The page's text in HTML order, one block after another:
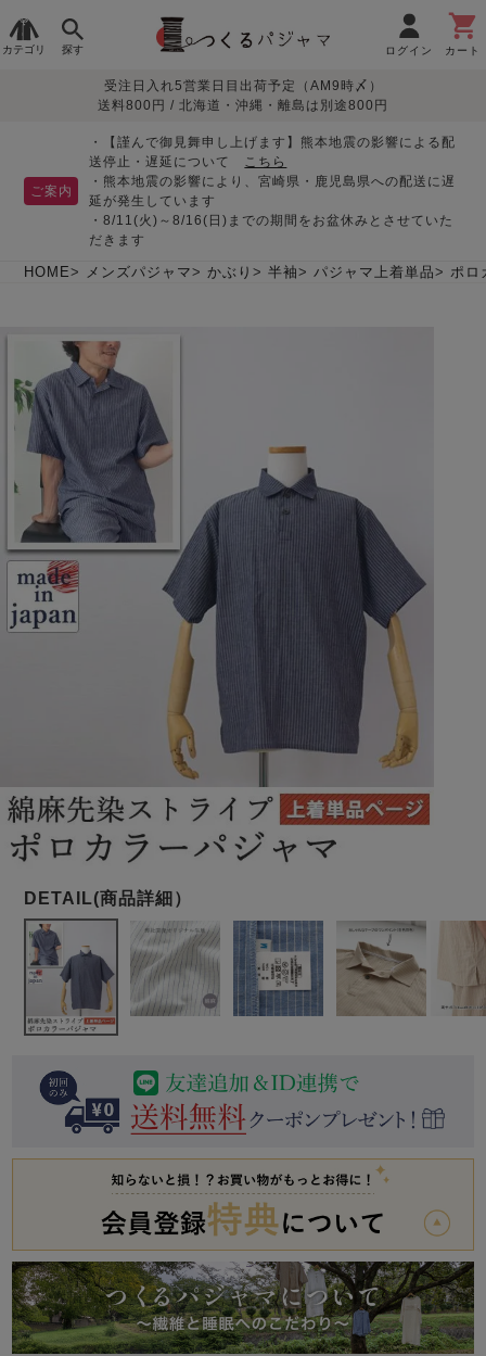
カテゴリ 探す ログイン カート
レディースパジャマ
春 秋
メンズパジャマ
春 夏 秋 冬
ガールズパジャマ
春 夏 秋 冬
ボーイズパジャマ
生地で
さがす
オーガニック素材
サッカー/ちぢみ 楊
ニット/ストレッチ 起毛/フランネル
柄物
売れ筋ランキング
すべての生地一覧はこちら
目的別で
さがす
敏感肌用
パジャマ
入院・介護
胸が目立たない
マタニティ
パジャマ
体型別におすすめパジ
ャマ
年齢別におすすめパジ
ルームウェア
生活雑貨 カタログギフト
売れ筋ランキング
- Item Ranking -
- New Arrival -
目的別でさがす一覧はこちら
デザインで
さがす
パジャマ
作務衣
羽織・バスロ
ーブ
上着単品
すべてのメン
ズ
パジャマ
半袖 七分袖
前開き かぶり スリーパー
作務衣
羽織・バスロ
上着単品
ズボン単品
夏パジャマ特集 つくるパジャマとは
お支払い・送料・配送
について
会社概要 お買い物ガイド 安心の日本製
受注日入れ5営業日目出荷予定（AM9時〆）
送料800円 / 北海道・沖縄・離島は別途800円
ご案内
・【謹んで御見舞申し上げます】熊本地震の影響による配
送停止・遅延について こちら
・熊本地震の影響により、宮崎県・鹿児島県への配送に遅
延が発生しています
・8/11(火)～8/16(日)までの期間をお盆休みとさせていた
だきます
HOME メンズパジャマ かぶり 半袖 パジャマ上着単品 ポロ